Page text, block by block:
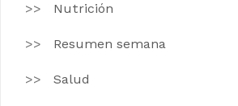
Nutrición
Resumen semana
Salud